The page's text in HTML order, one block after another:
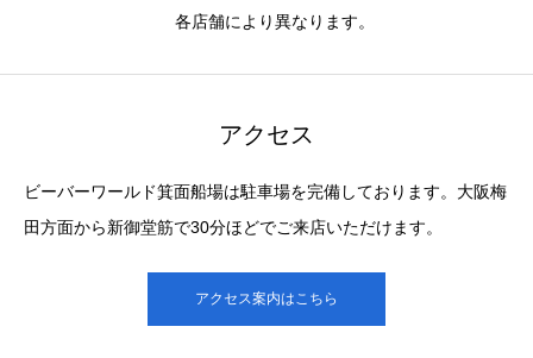
各店舗により異なります。
アクセス
ビーバーワールド箕面船場は駐車場を完備しております。大阪梅
田方面から新御堂筋で30分ほどでご来店いただけます。
アクセス案内はこちら